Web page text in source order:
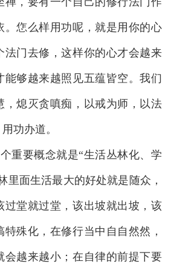
。㤰么样用功呢，就是用你的心
法门去修，这样你的心才会越来
能够越来越照见五蕴皆空。我们
，熄灭贪嗔痴，以戒为师，以法
功办道。
重要概念就是“生活丛林化、学
里面生活最大的好处就是随众，
过堂就过堂，该出坡就出坡，该
殊化，在修行当中自自然然，
会越来越小；在自律的前提下要